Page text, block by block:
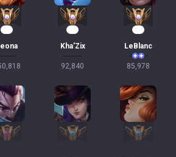
Kha'Zix
92,840
LeBlanc
85,978